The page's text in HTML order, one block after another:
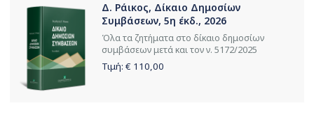
Δ. Ράικος, Δίκαιο Δημοσίων
Συμβάσεων, 5η έκδ., 2026
Όλα τα ζητήματα στο δίκαιο δημοσίων
συμβάσεων μετά και τον ν. 5172/2025
Τιμή: € 110,00